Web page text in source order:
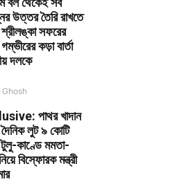
উত্তর তৈরি রাখতে
শ্রীলঙ্কা সফরের
কড়া বার্তা
দলকে
Ghosh
পাথর খাদান
লুট ৯ কোটি
টুলু-কাণ্ডে মমতা-
বিস্ফোরক মন্ত্রী